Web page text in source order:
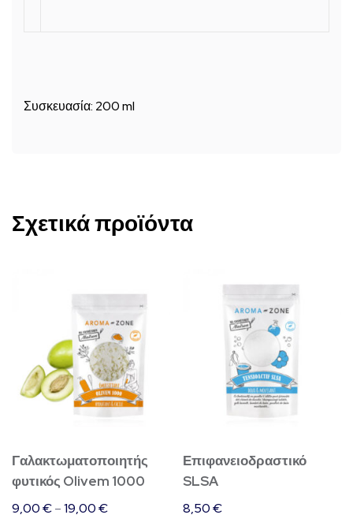
Συσκευασία: 200 ml
Σχετικά προϊόντα
πολλαπλές
παραλλαγές.
μπορούν
να
επιλεγούν
Γαλακτωματοποιητής
φυτικός Olivem 1000
9,00€–19,00€
Επιφανειοδραστικό
SLSA
8,50€